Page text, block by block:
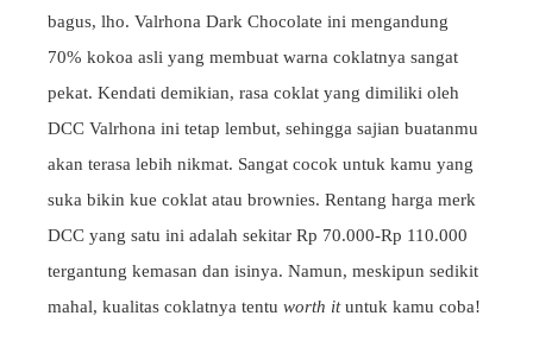
bagus, lho. Valrhona Dark Chocolate ini mengandung
70% kokoa asli yang membuat warna coklatnya sangat
pekat. Kendati demikian, rasa coklat yang dimiliki oleh
DCC Valrhona ini tetap lembut, sehingga sajian buatanmu
akan terasa lebih nikmat. Sangat cocok untuk kamu yang
suka bikin kue coklat atau brownies. Rentang harga merk
DCC yang satu ini adalah sekitar Rp 70.000-Rp 110.000
tergantung kemasan dan isinya. Namun, meskipun sedikit
mahal, kualitas coklatnya tentu worth ituntuk kamu coba!